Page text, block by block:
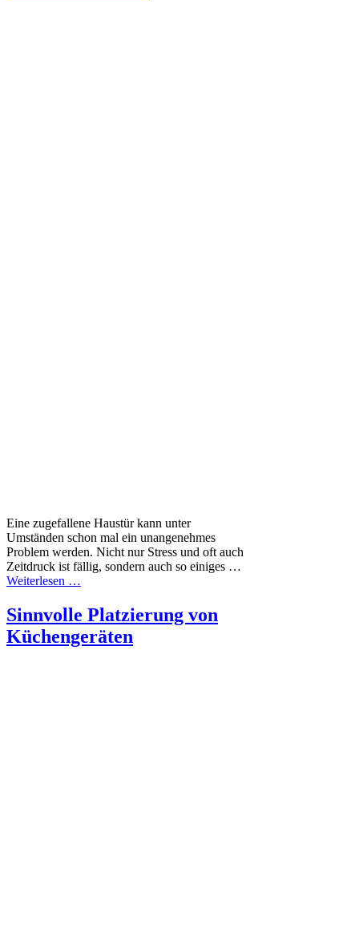
Eine zugefallene Haustür kann unter
Umständen schon mal ein unangenehmes
Problem werden. Nicht nur Stress und oft auch
Zeitdruck ist fällig, sondern auch so einiges …
Weiterlesen …
Sinnvolle Platzierung von
Küchengeräten